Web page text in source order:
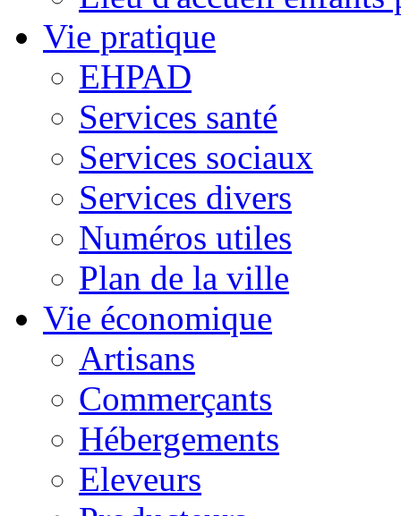
Vie pratique
EHPAD
Services santé
Services sociaux
Services divers
Numéros utiles
Plan de la ville
Vie économique
Artisans
Commerçants
Hébergements
Eleveurs